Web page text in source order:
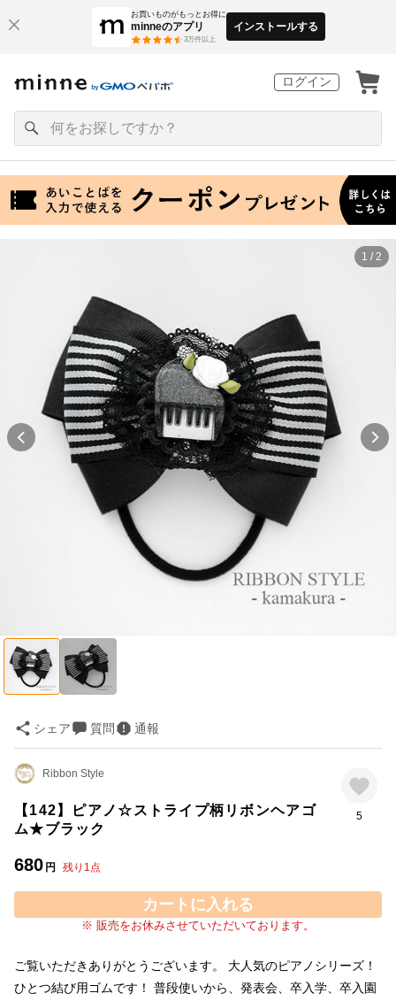
お買いものがもっとお得に
minneのアプリ
3万件以上
インストールする
ログイン
1 / 2
シェア 質問 通報
Ribbon Style
【142】ピアノ☆ストライプ柄リボンヘアゴ
ム★ブラック
680 円 残り 1点
5
カートに入れる
※ 販売をお休みさせていただいております。
ご覧いただきありがとうございます。 大人気のピアノシリーズ！
ひとつ結び用ゴムです！ 普段使いから、発表会、卒入学、卒入園